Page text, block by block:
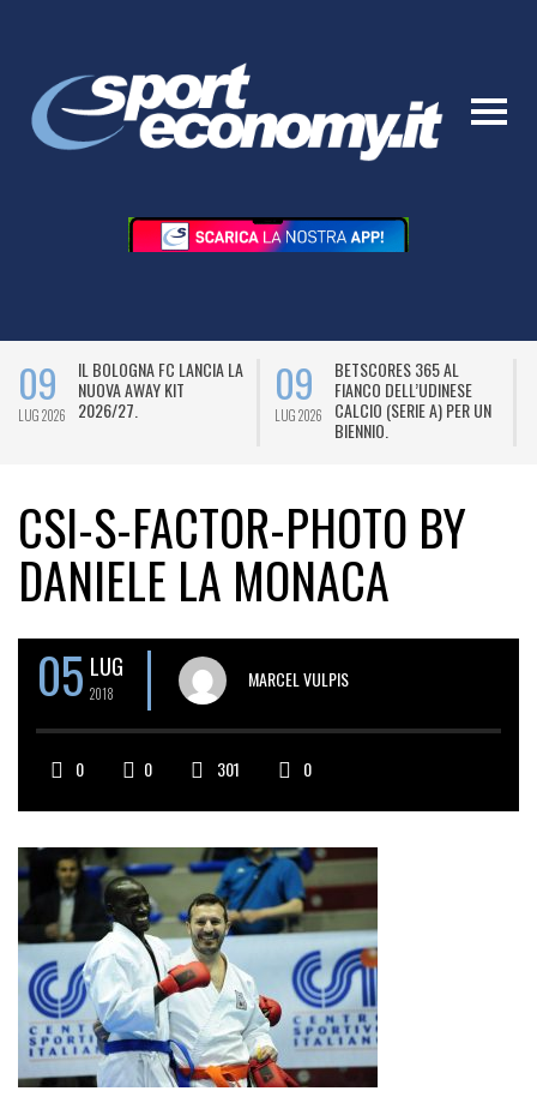
09
LUG 2026
IL BOLOGNA FC LANCIA LA
NUOVA AWAY KIT
2026/27.
09
LUG 2026
BETSCORES 365 AL
FIANCO DELL’UDINESE
CALCIO (SERIE A) PER UN
BIENNIO.
CSI-S-FACTOR-PHOTO BY
DANIELE LA MONACA
05 LUG
2018
MARCEL VULPIS
0 0 301 0